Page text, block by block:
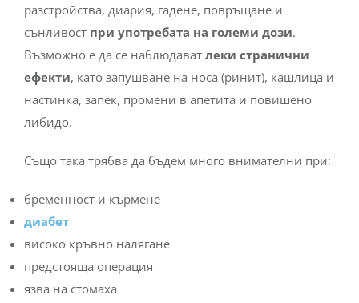
сънливостпри употребата на големи дози
Възможно е да се наблюдаватлеки странични
ефекти, като запушване на носа (ринит), кашлица и
настинка, запек, промени в апетита и повишено
либидо.
диабет
високо кръвно налягане
предстояща операция
язва на стомаха
автоимунно заболяване